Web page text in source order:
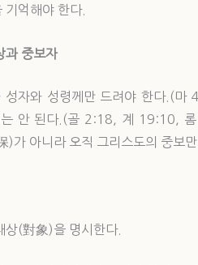
기억해야 한다.
과 중보자
성자와 성령께만 드려야 한다.(
는 안 된다.(골 2:18, 계 19:10,
)가 아니라 오직 그리스도의 중
상(對象)을 명시한다.